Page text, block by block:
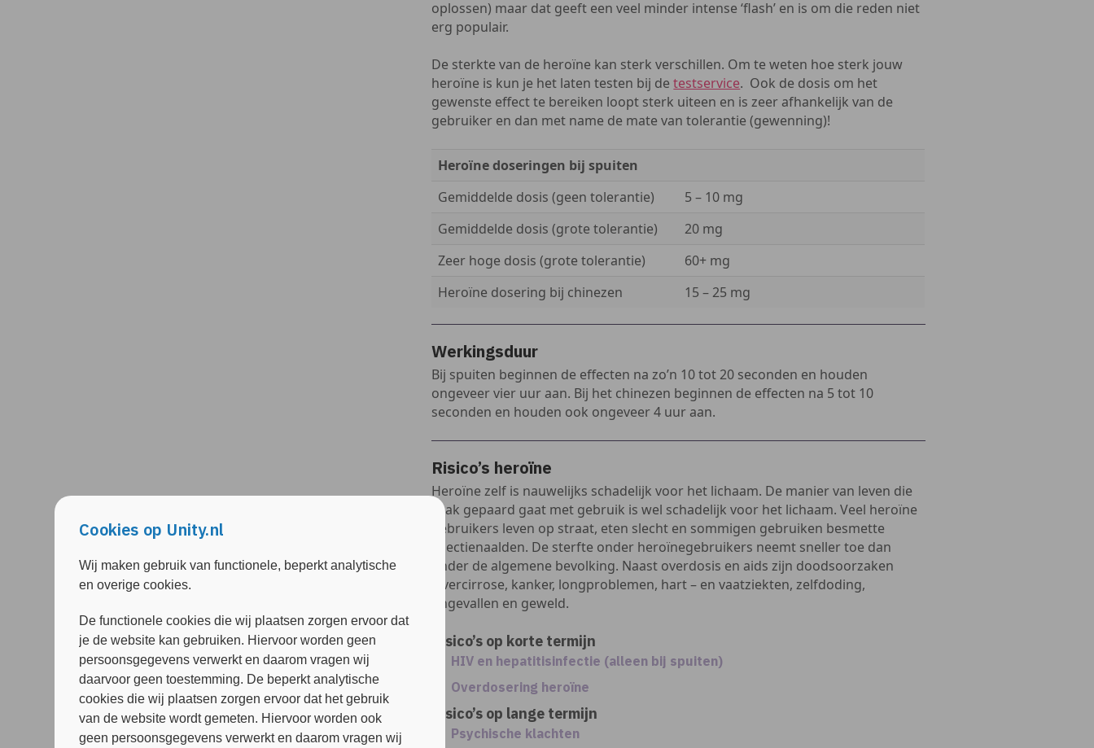
oplossen) maar dat geeft een veel minder intense ‘flash’ en is om die reden niet
erg populair.
De sterkte van de heroïne kan sterk verschillen. Om te weten hoe sterk jouw
heroïne is kun je het laten testen bij detestservice. Ook de dosis om het
gewenste effect te bereiken loopt sterk uiteen en is zeer afhankelijk van de
gebruiker en dan met name de mate van tolerantie (gewenning)!
Heroïne doseringen bij spuiten
Gemiddelde dosis (geen tolerantie)
5 – 10 mg
Gemiddelde dosis (grote tolerantie)
20 mg
Zeer hoge dosis (grote tolerantie)
60+ mg
Heroïne dosering bij chinezen
15 – 25 mg
Werkingsduur
Bij spuiten beginnen de effecten na zo’n 10 tot 20 seconden en houden
ongeveer vier uur aan. Bij het chinezen beginnen de effecten na 5 tot 10
seconden en houden ook ongeveer 4 uur aan.
Risico’s heroïne
Heroïne zelf is nauwelijks schadelijk voor het lichaam. De manier van leven die
vaak gepaard gaat met gebruik is wel schadelijk voor het lichaam. Veel heroïne
gebruikers leven op straat, eten slecht en sommigen gebruiken besmette
injectienaalden. De sterfte onder heroïnegebruikers neemt sneller toe dan
onder de algemene bevolking. Naast overdosis en aids zijn doodsoorzaken
levercirrose, kanker, longproblemen, hart – en vaatziekten, zelfdoding,
ongevallen en geweld.
Risico’s op korte termijn
HIV en hepatitisinfectie (alleen bij spuiten)
Overdosering heroïne
Risico’s op lange termijn
Psychische klachten
Cookies op Unity.nl
Wij maken gebruik van functionele, beperkt analytische
en overige cookies.
De functionele cookies die wij plaatsen zorgen ervoor dat
je de website kan gebruiken. Hiervoor worden geen
persoonsgegevens verwerkt en daarom vragen wij
daarvoor geen toestemming. De beperkt analytische
cookies die wij plaatsen zorgen ervoor dat het gebruik
van de website wordt gemeten. Hiervoor worden ook
geen persoonsgegevens verwerkt en daarom vragen wij